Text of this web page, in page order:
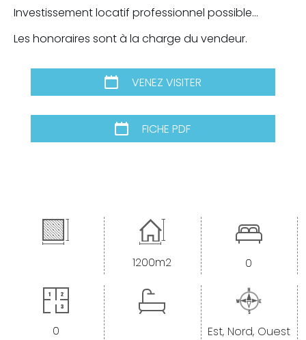
Investissement locatif professionnel possible...
Les honoraires sont à la charge du vendeur.
VENEZ VISITER
FICHE PDF
1200m2 0
0 Est, Nord, Ouest